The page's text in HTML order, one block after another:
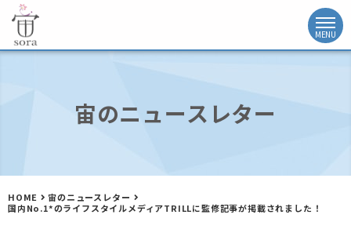
宙のニュースレター
HOME
宙のニュースレター
国内No.1*のライフスタイルメディアTRILLに監修記事が掲載されました！